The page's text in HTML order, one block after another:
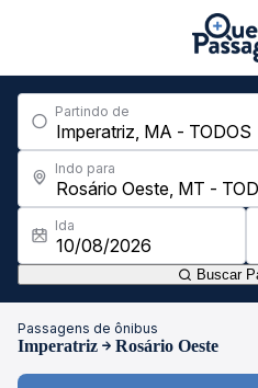
Partindo de
Indo para
Ida
Buscar
Passagens de ônibus
Imperatriz Rosário Oeste